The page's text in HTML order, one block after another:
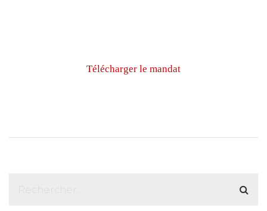
Télécharger le mandat